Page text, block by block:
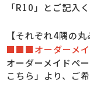
「R10」とご記入
【それぞれ4隅の
■■■オーダーメ
オーダーメイドペ
こちら」より、ご